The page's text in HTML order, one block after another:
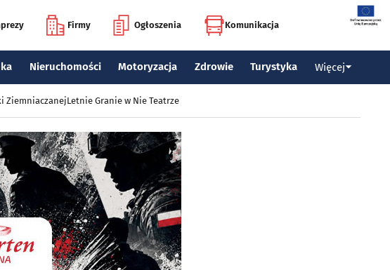
Firmy Ogłoszenia Komunikacja
Nieruchomości Motoryzacja Zdrowie Turystyka Więcej
ZiemniaczanejLetnie Granie w Nie Teatrze